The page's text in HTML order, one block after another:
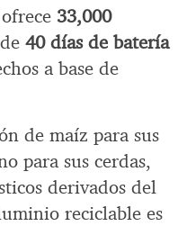
33,000
40 días de batería
a base de
de maíz para sus
para sus cerdas,
derivados del
reciclable es